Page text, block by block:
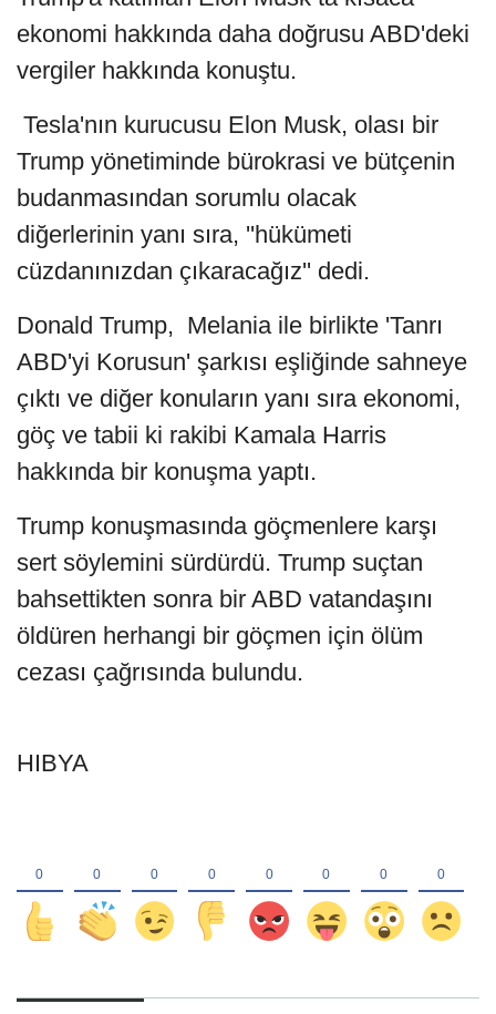
ekonomi hakkında daha doğrusu ABD'deki
vergiler hakkında konuştu.
Tesla'nın kurucusu Elon Musk, olası bir
Trump yönetiminde bürokrasi ve bütçenin
budanmasından sorumlu olacak
diğerlerinin yanı sıra, ''hükümeti
cüzdanınızdan çıkaracağız'' dedi.
Donald Trump, Melania ile birlikte 'Tanrı
ABD'yi Korusun' şarkısı eşliğinde sahneye
çıktı ve diğer konuların yanı sıra ekonomi,
göç ve tabii ki rakibi Kamala Harris
hakkında bir konuşma yaptı.
Trump konuşmasında göçmenlere karşı
sert söylemini sürdürdü. Trump suçtan
bahsettikten sonra bir ABD vatandaşını
öldüren herhangi bir göçmen için ölüm
cezası çağrısında bulundu.
HIBYA